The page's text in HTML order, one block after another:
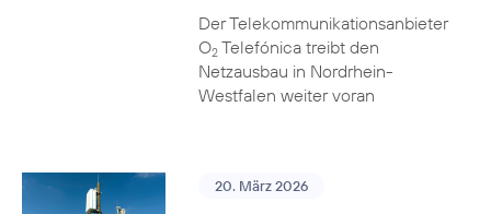
Der Telekommunikationsanbieter
O2Telefónica treibt den
Netzausbau in Nordrhein-
Westfalen weiter voran
20. März 2026